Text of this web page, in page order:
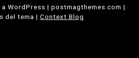
WordPress | postmagthemes.com |
del tema | Context Blog